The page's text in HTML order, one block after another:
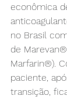
econômica
no Brasil
de
Marfarin®).
paciente,
transição,